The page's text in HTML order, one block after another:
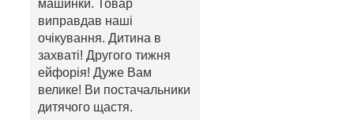
машинки. Товар
виправдав наші
очікування. Дитина в
захваті! Другого тижня
ейфорія! Дуже Вам
велике! Ви постачальники
дитячого щастя.